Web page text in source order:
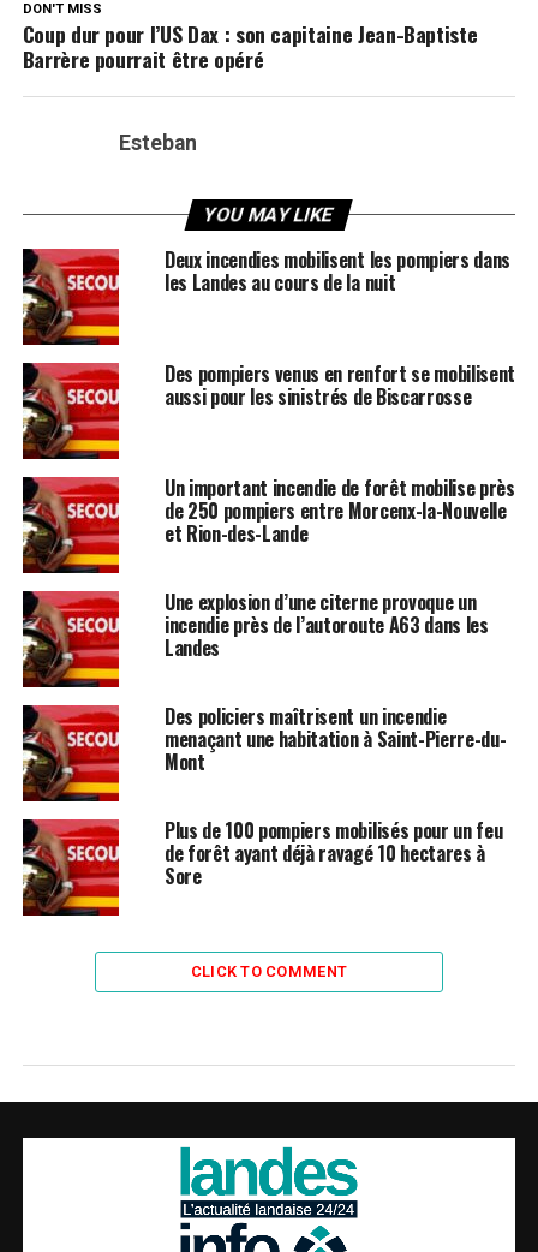
DON'T MISS
Coup dur pour l’US Dax : son capitaine Jean-Baptiste
Barrère pourrait être opéré
Esteban
YOU MAY LIKE
Deux incendies mobilisent les pompiers dans
les Landes au cours de la nuit
Des pompiers venus en renfort se mobilisent
aussi pour les sinistrés de Biscarrosse
Un important incendie de forêt mobilise près
de 250 pompiers entre Morcenx-la-Nouvelle
et Rion-des-Lande
Une explosion d’une citerne provoque un
incendie près de l’autoroute A63 dans les
Landes
Des policiers maîtrisent un incendie
menaçant une habitation à Saint-Pierre-du-
Mont
Plus de 100 pompiers mobilisés pour un feu
de forêt ayant déjà ravagé 10 hectares à
Sore
CLICK TO COMMENT